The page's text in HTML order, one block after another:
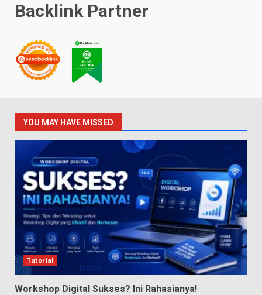
Backlink Partner
YOU MAY HAVE MISSED
Tutorial
Workshop Digital Sukses? Ini Rahasianya!